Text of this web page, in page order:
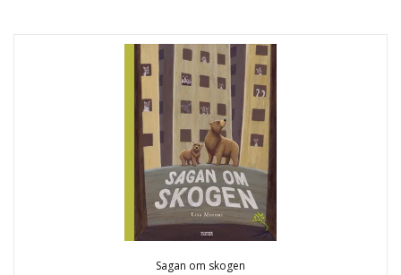
Sagan om skogen